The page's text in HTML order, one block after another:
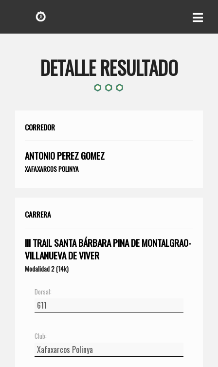
DETALLE RESULTADO
CORREDOR
ANTONIO PEREZ GOMEZ
XAFAXARCOS POLINYA
CARRERA
III TRAIL SANTA BÁRBARA PINA DE MONTALGRAO-
VILLANUEVA DE VIVER
Modalidad 2 (14k)
Dorsal:
Club: